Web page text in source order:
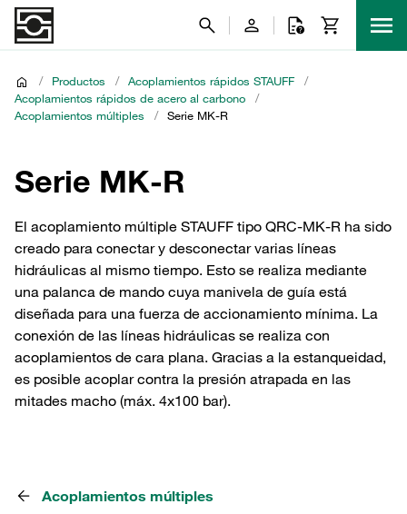
/ Productos / Acoplamientos rápidos STAUFF
/
Acoplamientos rápidos de acero al carbono
/
Acoplamientos múltiples
/ Serie MK-R
Serie MK-R
El acoplamiento múltiple STAUFF tipo QRC-MK-R ha sido
creado para conectar y desconectar varias líneas
hidráulicas al mismo tiempo. Esto se realiza mediante
una palanca de mando cuya manivela de guía está
diseñada para una fuerza de accionamiento mínima. La
conexión de las líneas hidráulicas se realiza con
acoplamientos de cara plana. Gracias a la estanqueidad,
es posible acoplar contra la presión atrapada en las
mitades macho (máx. 4x100 bar).
Acoplamientos múltiples